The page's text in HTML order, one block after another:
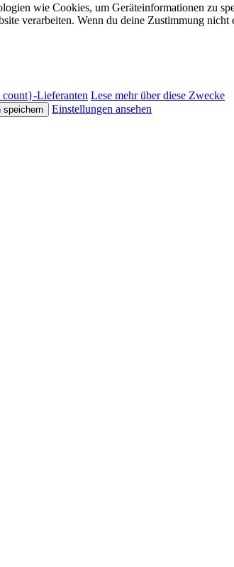
wie Cookies, um Geräteinformationen zu
verarbeiten. Wenn du deine Zustimmung
Lieferanten Lese mehr über diese Zwecke
speichern
Einstellungen ansehen